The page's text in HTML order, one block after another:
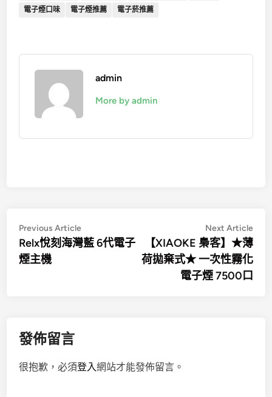
電子煙口味
電子煙推薦 電子菸推薦
admin
More by admin
文
章
導
Previous ArticlePrevious
article:
Relx悅刻海灣藍 6代電子
煙主機
Next Article
【XIAOKE 梟客】★薄
荷拋棄式★ 一次性霧化
電子煙 7500口
發佈留言
很抱歉，必須登入網站才能發佈留言。